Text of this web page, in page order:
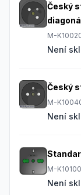
Český
M-
Není
Český
M-
Není
M-
Není